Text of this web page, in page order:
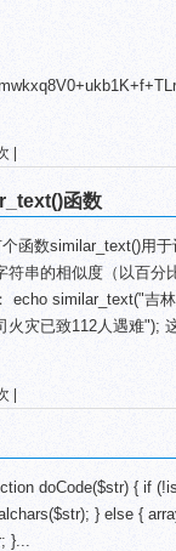
|
函数
函数similar_text()用
符串的相似度（以百分
echo similar_text("吉
火灾已致112人遇难");
|
doCode($str) { if
} else {
}...